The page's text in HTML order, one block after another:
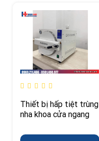
Thiết bị hấp tiệt trùng
nha khoa cửa ngang